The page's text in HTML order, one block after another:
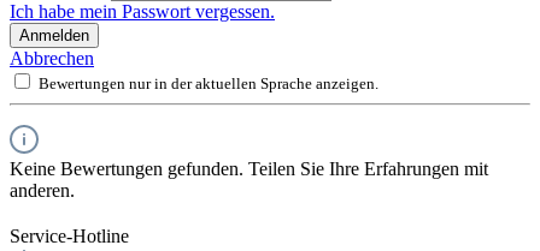
Ich habe mein Passwort vergessen.
Anmelden
Abbrechen
Bewertungen nur in der aktuellen Sprache anzeigen.
Keine Bewertungen gefunden. Teilen Sie Ihre Erfahrungen mit
anderen.
Service-Hotline